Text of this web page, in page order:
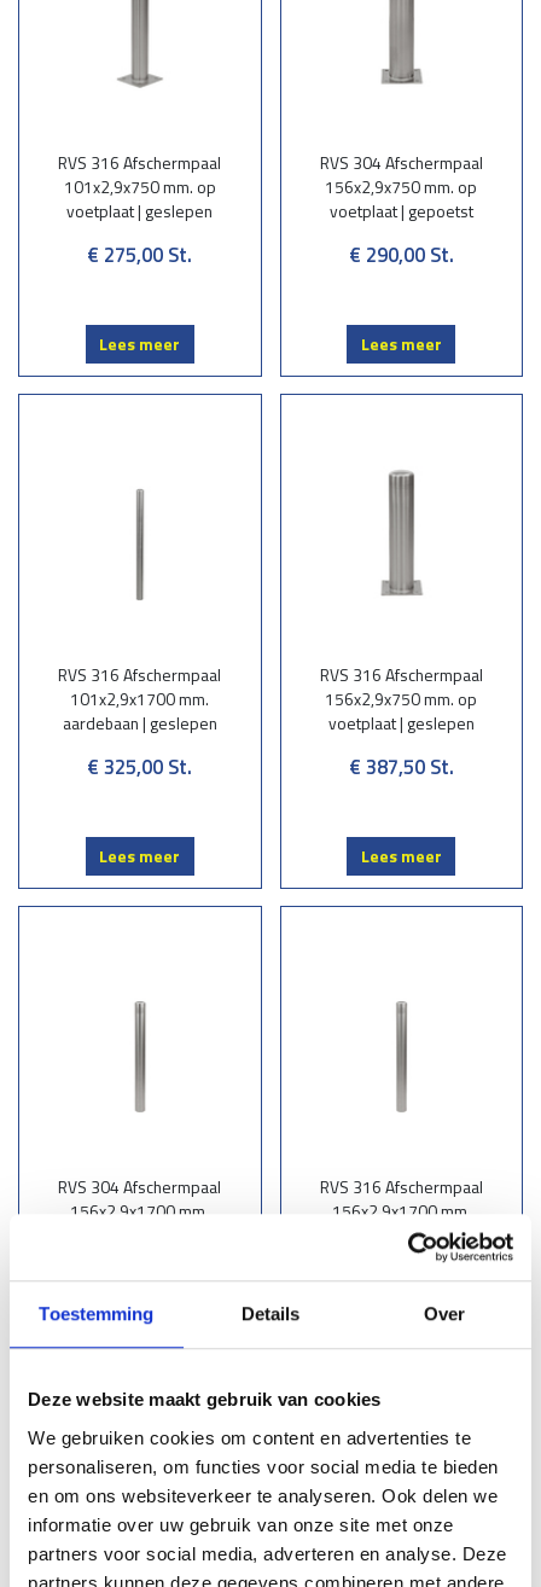
Toestemming Details Over
Deze website maakt gebruik van cookies
We gebruiken cookies om content en advertenties te
personaliseren, om functies voor social media te bieden
en om ons websiteverkeer te analyseren. Ook delen we
informatie over uw gebruik van onze site met onze
partners voor social media, adverteren en analyse. Deze
partners kunnen deze gegevens combineren met andere
Zoeken 3
Assortiment
RVS 316 Afschermpaal
101x2,9x750 mm. op
voetplaat | geslepen
€ 275,00 St.
Lees meer
RVS 304 Afschermpaal
156x2,9x750 mm. op
voetplaat | gepoetst
€ 290,00 St.
Lees meer
RVS 316 Afschermpaal
101x2,9x1700 mm.
aardebaan | geslepen
€ 325,00 St.
Lees meer
RVS 316 Afschermpaal
156x2,9x750 mm. op
voetplaat | geslepen
€ 387,50 St.
Lees meer
RVS 304 Afschermpaal
156x2,9x1700 mm.
€ 395,00St.
RVS 316 Afschermpaal
156x2,9x1700 mm.
aardebaan | geslepen
€ 475,00St.